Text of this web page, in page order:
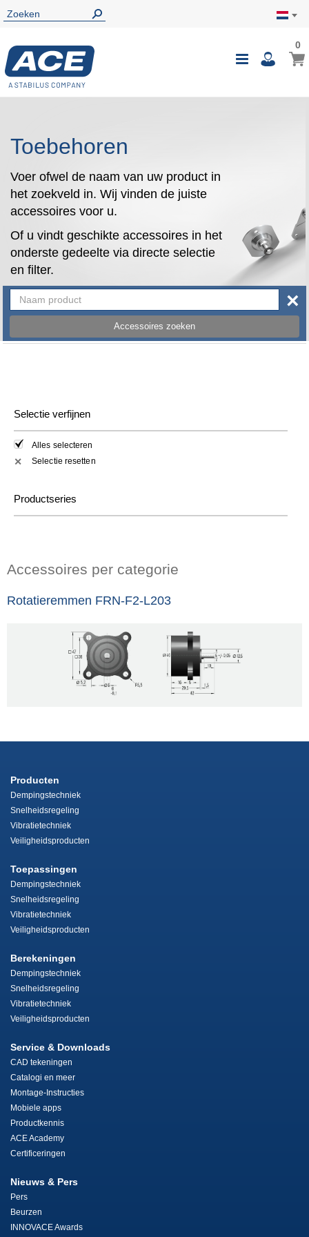
Toggle
00
Toebehoren
Voer ofwel de naam van uw product in
het zoekveld in. Wij vinden de juiste
accessoires voor u.
Of u vindt geschikte accessoires in het
onderste gedeelte via directe selectie
en filter.
Accessoires zoeken
×
Selectie verfijnen
Alles selecteren
✕ Selectie resetten
Productseries
Accessoires per categorie
Rotatieremmen FRN-F2-L203
Producten
Dempingstechniek
Snelheidsregeling
Vibratietechniek
Veiligheidsproducten
Toepassingen
Dempingstechniek
Snelheidsregeling
Vibratietechniek
Veiligheidsproducten
Berekeningen
Dempingstechniek
Snelheidsregeling
Vibratietechniek
Veiligheidsproducten
Service & Downloads
CAD tekeningen
Catalogi en meer
Montage-Instructies
Mobiele apps
Productkennis
ACE Academy
Certificeringen
Nieuws & Pers
Pers
Beurzen
INNOVACE Awards